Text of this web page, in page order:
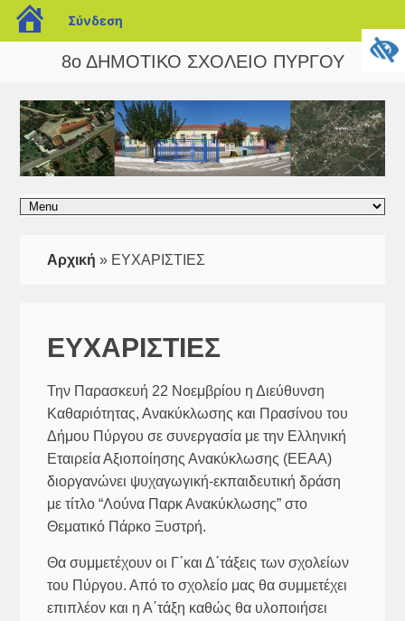
blogs.sch.gr
Σύνδεση
8ο ΔΗΜΟΤΙΚΟ ΣΧΟΛΕΙΟ ΠΥΡΓΟΥ
Αρχική » ΕΥΧΑΡΙΣΤΙΕΣ
ΕΥΧΑΡΙΣΤΙΕΣ
Την Παρασκευή 22 Νοεμβρίου η Διεύθυνση
Καθαριότητας, Ανακύκλωσης και Πρασίνου του
Δήμου Πύργου σε συνεργασία με την Ελληνική
Εταιρεία Αξιοποίησης Ανακύκλωσης (ΕΕΑΑ)
διοργανώνει ψυχαγωγική-εκπαιδευτική δράση
με τίτλο “Λούνα Παρκ Ανακύκλωσης” στο
Θεματικό Πάρκο Ξυστρή.
Θα συμμετέχουν οι Γ΄και Δ΄τάξεις των σχολείων
του Πύργου. Από το σχολείο μας θα συμμετέχει
επιπλέον και η Α΄τάξη καθώς θα υλοποιήσει